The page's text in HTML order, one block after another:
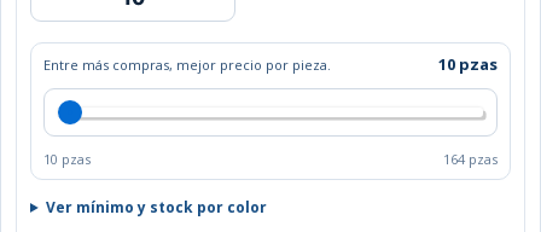
RUISEntre más compras, mejor precio por pieza. 10 pzas
10 pzas 164 pzas
Ver mínimo y stock por color